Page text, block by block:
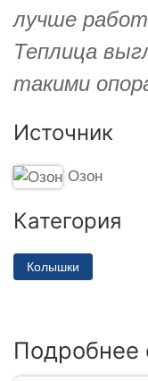
лучше
Теплица
такими
Источник
Озон
Категория
Колышки
Подробнее